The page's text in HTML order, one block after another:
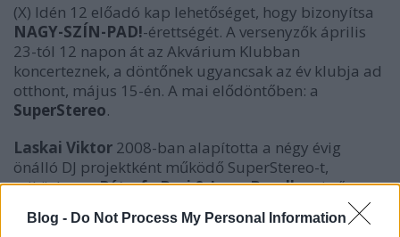
Blog - Do Not Process My Personal Information
(X) Idén 12 előadó kap lehetőséget, hogy bizonyítsa
NAGY-SZÍN-PAD!-érettségét. A versenyzők április
23-tól 12 napon át az Akvárium Klubban
koncerteznek, a döntőnek ugyancsak az év klubja ad
otthont, május 15-én. A mai elődöntőben: a
SuperStereo.
Laskai Viktor 2008-ban alapította a négy évig
önálló DJ projektként működő SuperStereo-t,
miközben aPéterfy Bori & Love Bandbenis ő
Darabos Dávidis
bejárta az underground köröket énekesként.